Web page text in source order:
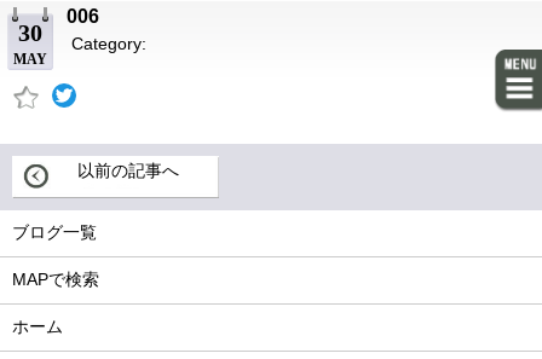
30
MAY
006
Category:
以前の記事へ
ブログ一覧
MAPで検索
ホーム